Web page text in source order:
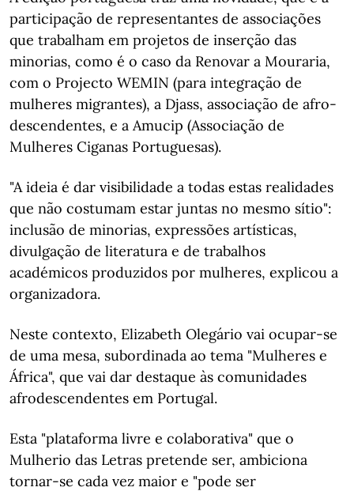
participação de representantes de associações
que trabalham em projetos de inserção das
minorias, como é o caso da Renovar a Mouraria,
com o Projecto WEMIN (para integração de
mulheres migrantes), a Djass, associação de afro-
descendentes, e a Amucip (Associação de
Mulheres Ciganas Portuguesas).
"A ideia é dar visibilidade a todas estas realidades
que não costumam estar juntas no mesmo sítio":
inclusão de minorias, expressões artísticas,
divulgação de literatura e de trabalhos
académicos produzidos por mulheres, explicou a
organizadora.
Neste contexto, Elizabeth Olegário vai ocupar-se
de uma mesa, subordinada ao tema "Mulheres e
África", que vai dar destaque às comunidades
afrodescendentes em Portugal.
Esta "plataforma livre e colaborativa" que o
Mulherio das Letras pretende ser, ambiciona
tornar-se cada vez maior e "pode ser